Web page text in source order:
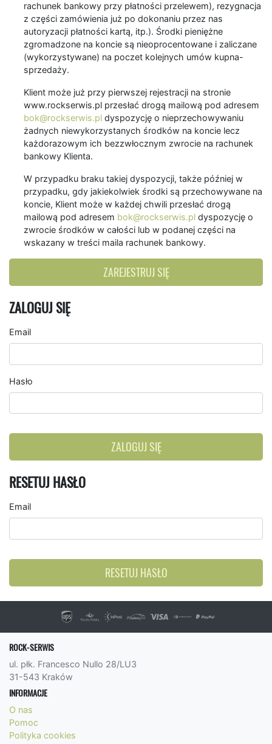
rachunek bankowy przy płatności przelewem), rezygnacja
z części zamówienia już po dokonaniu przez nas
autoryzacji płatności kartą, itp.). Środki pieniężne
zgromadzone na koncie są nieoprocentowane i zaliczane
(wykorzystywane) na poczet kolejnych umów kupna-
sprzedaży.
Klient może już przy pierwszej rejestracji na stronie
www.rockserwis.pl przesłać drogą mailową pod adresem
bok@rockserwis.pl dyspozycję o nieprzechowywaniu
żadnych niewykorzystanych środków na koncie lecz
każdorazowym ich bezzwłocznym zwrocie na rachunek
bankowy Klienta.
W przypadku braku takiej dyspozycji, także później w
przypadku, gdy jakiekolwiek środki są przechowywane na
koncie, Klient może w każdej chwili przesłać drogą
mailową pod adresem bok@rockserwis.pl dyspozycję o
zwrocie środków w całości lub w podanej części na
wskazany w treści maila rachunek bankowy.
ZAREJESTRUJ SIĘ
ZALOGUJ SIĘ
Email
Hasło
ZALOGUJ SIĘ
RESETUJ HASŁO
Email
RESETUJ HASŁO
ROCK-SERWIS
ul. płk. Francesco Nullo 28/LU3
31-543 Kraków
INFORMACJE
O nas
Pomoc
Polityka cookies